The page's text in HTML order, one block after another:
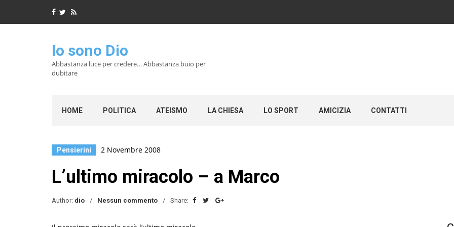
Io sono Dio
Abbastanza luce per credere… Abbastanza buio per
dubitare
HOME POLITICA ATEISMO LA CHIESA LO SPORT AMICIZIA CONTATTI
Pensierini 2 Novembre 2008
L’ultimo miracolo – a Marco
Author: dio Nessun commento Share: